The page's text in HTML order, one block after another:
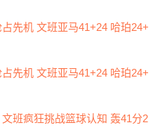
先机 文班亚马41+24 哈珀24+
先机 文班亚马41+24 哈珀24+
班疯狂挑战篮球认知 轰41分2